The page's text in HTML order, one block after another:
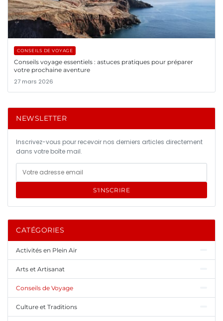
CONSEILS DE VOYAGE
Conseils voyage essentiels : astuces pratiques pour préparer
votre prochaine aventure
27 mars 2026
NEWSLETTER
Inscrivez-vous pour recevoir nos derniers articles directement
dans votre boîte mail.
S'INSCRIRE
CATÉGORIES
Activités en Plein Air
Arts et Artisanat
Conseils de Voyage
Culture et Traditions